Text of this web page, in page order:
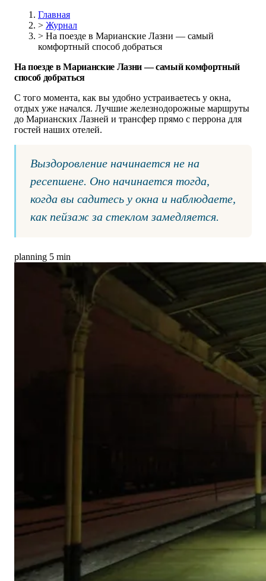
Главная
> Журнал
> На поезде в Марианские Лазни — самый
комфортный способ добраться
На поезде в Марианские Лазни — самый комфортный
способ добраться
С того момента, как вы удобно устраиваетесь у окна,
отдых уже начался. Лучшие железнодорожные маршруты
до Марианских Лазней и трансфер прямо с перрона для
гостей наших отелей.
Выздоровление начинается не на
ресепшене. Оно начинается тогда,
когда вы садитесь у окна и наблюдаете,
как пейзаж за стеклом замедляется.
planning 5 min